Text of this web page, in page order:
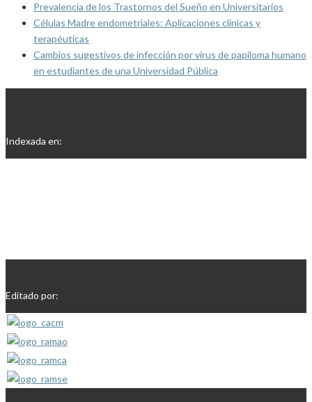
Prevalencia de los Trastornos del Sueño en Universitarios
Células Madre endometriales: Aplicaciones clínicas y
terapéuticas
Cambios sugestivos de infección por virus de papiloma humano
en estudiantes de una Universidad Pública
Indexada en:
Editado por: